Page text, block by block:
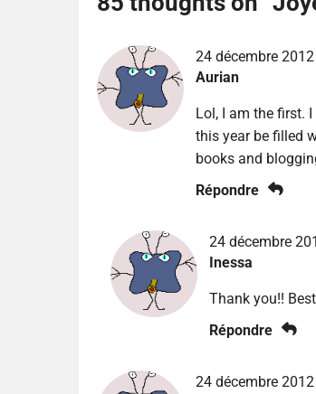
24 décembre
Aurian
Lol, I am the first.
this year be filled
books and
Répondre
24 décembre
Inessa
Thank you!!
Répondre
24 décembre